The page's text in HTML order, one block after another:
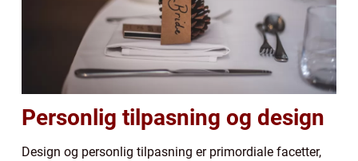
Personlig tilpasning og design
Design og personlig tilpasning er primordiale facetter,